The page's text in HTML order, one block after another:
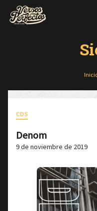
CDS
Denom
9 de noviembre de 2019